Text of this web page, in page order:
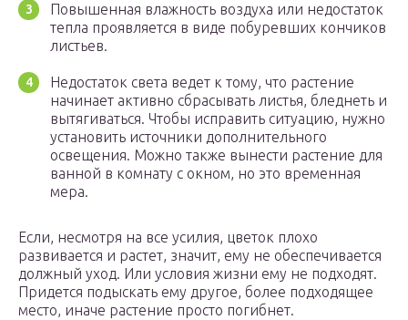
Повышенная влажность воздуха или недостаток
тепла проявляется в виде побуревших кончиков
листьев.
Недостаток света ведет к тому, что растение
начинает активно сбрасывать листья, бледнеть и
вытягиваться. Чтобы исправить ситуацию, нужно
установить источники дополнительного
освещения. Можно также вынести растение для
ванной в комнату с окном, но это временная
мера.
Если, несмотря на все усилия, цветок плохо
развивается и растет, значит, ему не обеспечивается
должный уход. Или условия жизни ему не подходят.
Придется подыскать ему другое, более подходящее
место, иначе растение просто погибнет.